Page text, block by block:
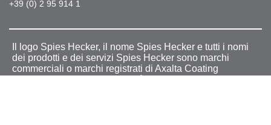
+39 (0) 2 95 914 1
Il logo Spies Hecker, il nome Spies Hecker e tutti i nomi
dei prodotti e dei servizi Spies Hecker sono marchi
commerciali o marchi registrati di Axalta Coating